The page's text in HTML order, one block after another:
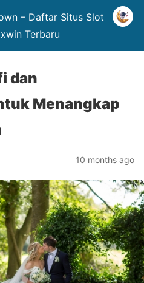
– Daftar Situs Slot
Terbaru
dan
Menangkap
10 months ago